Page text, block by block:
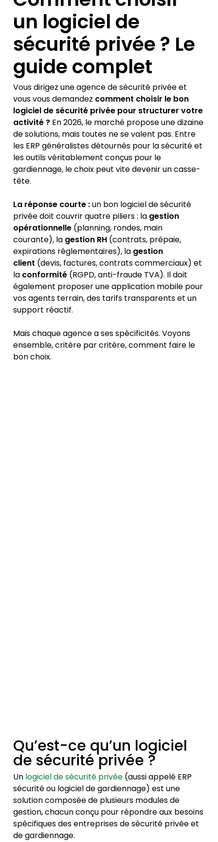
un logiciel de
sécurité privée ? Le
guide complet
Vous dirigez une agence de sécurité privée et
vous vous demandez comment choisir le bon
logiciel de sécurité privée pour structurer votre
activité ?En 2026, le marché propose une dizaine
de solutions, mais toutes ne se valent pas. Entre
les ERP généralistes détournés pour la sécurité et
les outils véritablement conçus pour le
gardiennage, le choix peut vite devenir un casse-
tête.
La réponse courte :un bon logiciel de sécurité
privée doit couvrir quatre piliers : la gestion
opérationnelle(planning, rondes, main
courante), la gestion RH(contrats, prépaie,
expirations réglementaires), la gestion
client (devis, factures, contrats commerciaux) et
la conformité(RGPD, anti-fraude TVA). Il doit
également proposer une application mobile pour
vos agents terrain, des tarifs transparents et un
support réactif.
Mais chaque agence a ses spécificités. Voyons
ensemble, critère par critère, comment faire le
bon choix.
Qu’est-ce qu’un logiciel
de sécurité privée ?
Un logiciel de sécurité privée(aussi appelé ERP
sécurité ou logiciel de gardiennage) est une
solution composée de plusieurs modules de
gestion, chacun conçu pour répondre aux besoins
spécifiques des entreprises de sécurité privée et
de gardiennage.